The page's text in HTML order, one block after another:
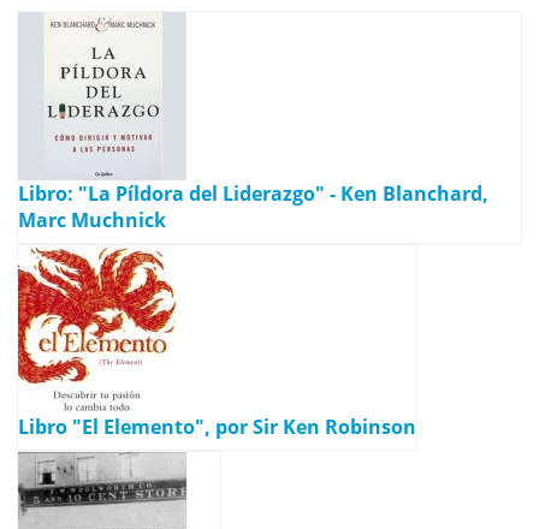
Libro: "La Píldora del Liderazgo" - Ken Blanchard,
Marc Muchnick
Libro "El Elemento", por Sir Ken Robinson